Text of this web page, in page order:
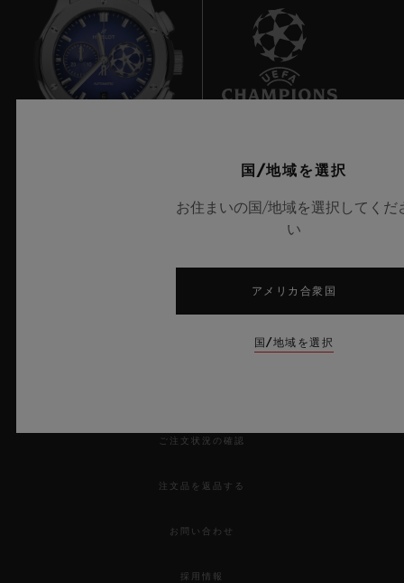
UEFAチャンピオンズリーグ公式タイムキーパー
ご注文状況の確認
注文品を返品する
お問い合わせ
採用情報
国/地域を選択
お住まいの国/地域を選択してくだ
い
アメリカ合衆国
国/地域を選択